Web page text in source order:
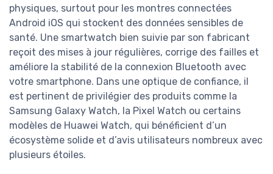
physiques, surtout pour les montres connectées
Android iOS qui stockent des données sensibles de
santé. Une smartwatch bien suivie par son fabricant
reçoit des mises à jour régulières, corrige des failles et
améliore la stabilité de la connexion Bluetooth avec
votre smartphone. Dans une optique de confiance, il
est pertinent de privilégier des produits comme la
Samsung Galaxy Watch, la Pixel Watch ou certains
modèles de Huawei Watch, qui bénéficient d’un
écosystème solide et d’avis utilisateurs nombreux avec
plusieurs étoiles.